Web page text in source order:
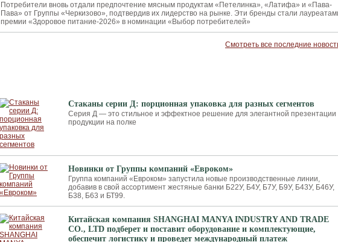
Потребители вновь отдали предпочтение мясным продуктам «Петелинка», «Латифа» и «Пава-
Пава» от Группы «Черкизово», подтвердив их лидерство на рынке. Эти бренды стали
премии «Здоровое питание-2026» в номинации «Выбор потребителей»
Смотреть все последние
Стаканы серии Д: порционная упаковка для разных сегментов
Серия Д — это стильное и эффектное решение для элегантной презентации
продукции на полке
Новинки от Группы компаний «Евроком»
Группа компаний «Евроком» запустила новые производственные линии,
добавив в свой ассортимент жестяные банки Б22У, Б4У, Б7У, Б9У, Б43У, Б46У,
Б38, Б63 и БТ99.
Китайская компания SHANGHAI MANYA INDUSTRY AND TRADE
CO., LTD подберет и поставит оборудование и комплектующие,
обеспечит логистику и проведет международный платеж